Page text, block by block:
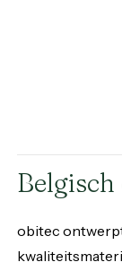
obitec